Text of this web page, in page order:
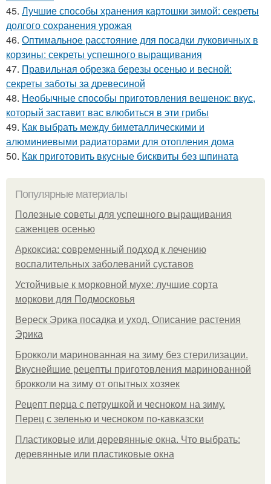
45. Лучшие способы хранения картошки зимой: секреты
долгого сохранения урожая
46. Оптимальное расстояние для посадки луковичных в
корзины: секреты успешного выращивания
47. Правильная обрезка березы осенью и весной:
секреты заботы за древесиной
48. Необычные способы приготовления вешенок: вкус,
который заставит вас влюбиться в эти грибы
49. Как выбрать между биметаллическими и
алюминиевыми радиаторами для отопления дома
50. Как приготовить вкусные бисквиты без шпината
Популярные материалы
Полезные советы для успешного выращивания
саженцев осенью
Аркоксиа: современный подход к лечению
воспалительных заболеваний суставов
Устойчивые к морковной мухе: лучшие сорта
моркови для Подмосковья
Вереск Эрика посадка и уход. Описание растения
Эрика
Брокколи маринованная на зиму без стерилизации.
Вкуснейшие рецепты приготовления маринованной
брокколи на зиму от опытных хозяек
Рецепт перца с петрушкой и чесноком на зиму.
Перец с зеленью и чесноком по-кавказски
Пластиковые или деревянные окна. Что выбрать:
деревянные или пластиковые окна